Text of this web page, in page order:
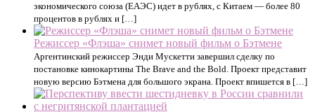
экономического союза (ЕАЭС) идет в рублях, с Китаем — более 80
процентов в рублях и […]
Режиссер «Флэша» снимет новый фильм о Бэтмене
Аргентинский режиссер Энди Мускетти завершил сделку по
постановке кинокартины The Brave and the Bold. Проект представит
новую версию Бэтмена для большого экрана. Проект впишется в […]